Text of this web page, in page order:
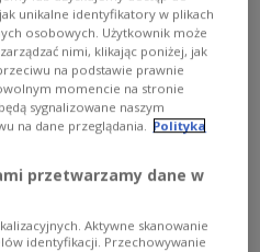
Pomaska PiS PO
unikalne identyfikatory w plikach
osobowych. Użytkownik może
nimi, klikając poniżej, jak
na podstawie prawnie
momencie na stronie
sygnalizowane naszym
na dane przeglądania. Polityka
przetwarzamy dane w
Aktywne skanowanie
identyfikacji. Przechowywanie